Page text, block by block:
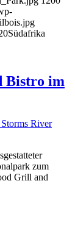
Südafrika
Bistro im
zum
Grill and